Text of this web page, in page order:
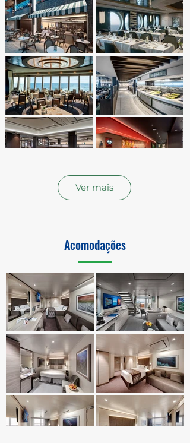
Ver mais
Acomodações